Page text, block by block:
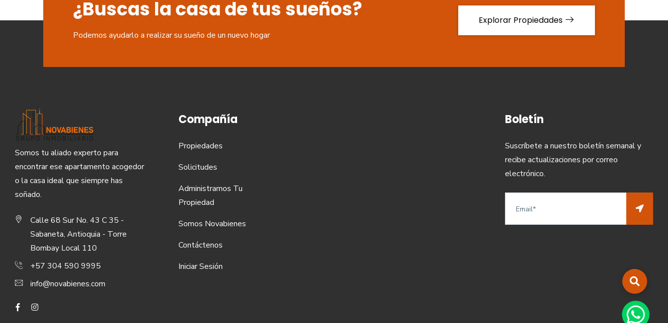
¿Buscas la casa de tus sueños?
Podemos ayudarlo a realizar su sueño de un nuevo hogar
Explorar Propiedades
Somos tu aliado experto para
encontrar ese apartamento acogedor
o la casa ideal que siempre has
soñado.
Calle 68 Sur No. 43 C 35 -
Sabaneta, Antioquia - Torre
Bombay Local 110
+57 304 590 9995
info@novabienes.com
Compañía
Propiedades
Solicitudes
Administramos Tu
Propiedad
Somos Novabienes
Contáctenos
Iniciar Sesión
Boletín
Suscríbete a nuestro boletín semanal y
recibe actualizaciones por correo
electrónico.